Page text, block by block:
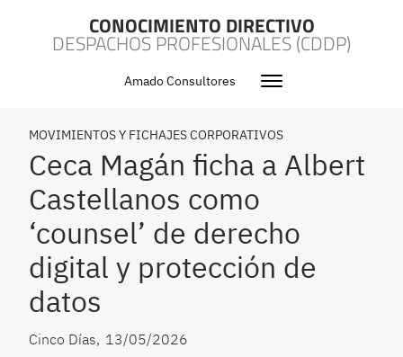
CONOCIMIENTO DIRECTIVO
DESPACHOS PROFESIONALES (CDDP)
Amado Consultores
MOVIMIENTOS Y FICHAJES CORPORATIVOS
Ceca Magán ficha a Albert
Castellanos como
‘counsel’ de derecho
digital y protección de
datos
Cinco Días, 13/05/2026